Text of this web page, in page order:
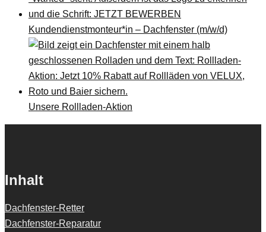
Kundendienstmonteur*in – Dachfenster (m/w/d)
Unsere Rollladen-Aktion
Inhalt
Dachfenster-Retter
Dachfenster-Reparatur